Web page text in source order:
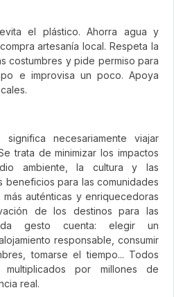
el plástico. Ahorra agua y
artesanía local. Respeta la
costumbres y pide permiso para
e improvisa un poco. Apoya
necesariamente viajar
trata de minimizar los impactos
ambiente, la cultura y las
beneficios para las comunidades
auténticas y enriquecedoras
de los destinos para las
gesto cuenta: elegir un
responsable, consumir
tomarse el tiempo... Todos
por millones de
real.